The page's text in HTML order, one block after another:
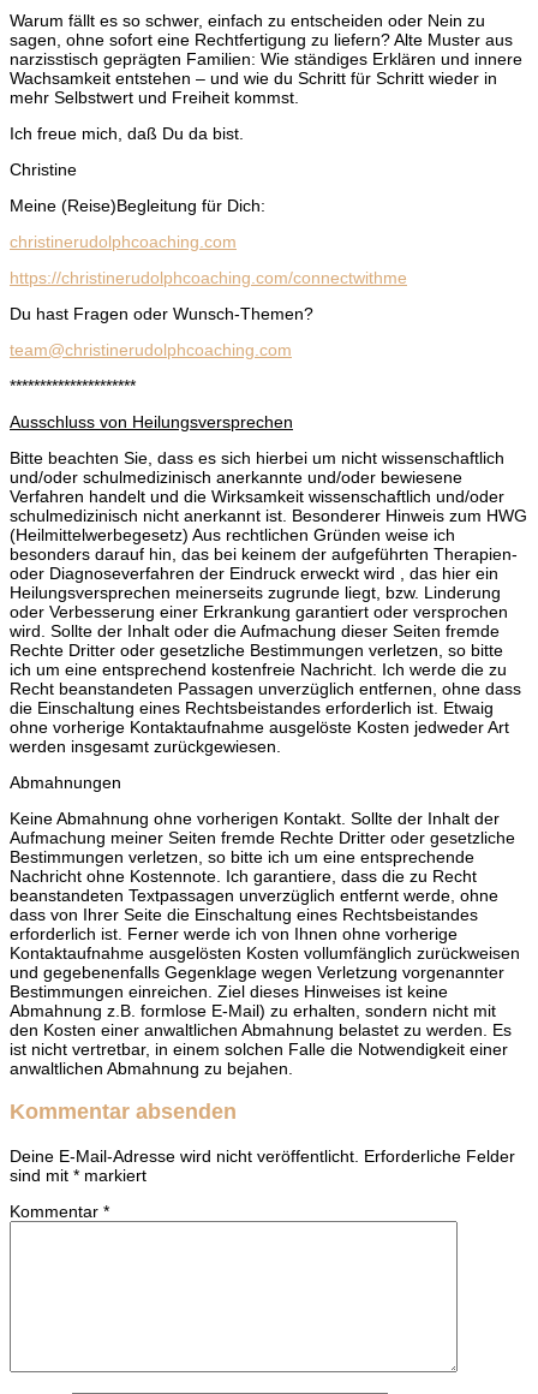
Warum fällt es so schwer, einfach zu entscheiden oder Nein zu
sagen, ohne sofort eine Rechtfertigung zu liefern? Alte Muster aus
narzisstisch geprägten Familien: Wie ständiges Erklären und innere
Wachsamkeit entstehen – und wie du Schritt für Schritt wieder in
mehr Selbstwert und Freiheit kommst.
Ich freue mich, daß Du da bist.
Christine
Meine (Reise)Begleitung für Dich:
christinerudolphcoaching.com
https://christinerudolphcoaching.com/connectwithme
Du hast Fragen oder Wunsch-Themen?
team@christinerudolphcoaching.com
*********************
Ausschluss von Heilungsversprechen
Bitte beachten Sie, dass es sich hierbei um nicht wissenschaftlich
und/oder schulmedizinisch anerkannte und/oder bewiesene
Verfahren handelt und die Wirksamkeit wissenschaftlich und/oder
schulmedizinisch nicht anerkannt ist. Besonderer Hinweis zum HWG
(Heilmittelwerbegesetz) Aus rechtlichen Gründen weise ich
besonders darauf hin, das bei keinem der aufgeführten Therapien-
oder Diagnoseverfahren der Eindruck erweckt wird , das hier ein
Heilungsversprechen meinerseits zugrunde liegt, bzw. Linderung
oder Verbesserung einer Erkrankung garantiert oder versprochen
wird. Sollte der Inhalt oder die Aufmachung dieser Seiten fremde
Rechte Dritter oder gesetzliche Bestimmungen verletzen, so bitte
ich um eine entsprechend kostenfreie Nachricht. Ich werde die zu
Recht beanstandeten Passagen unverzüglich entfernen, ohne dass
die Einschaltung eines Rechtsbeistandes erforderlich ist. Etwaig
ohne vorherige Kontaktaufnahme ausgelöste Kosten jedweder Art
werden insgesamt zurückgewiesen.
Abmahnungen
Keine Abmahnung ohne vorherigen Kontakt. Sollte der Inhalt der
Aufmachung meiner Seiten fremde Rechte Dritter oder gesetzliche
Bestimmungen verletzen, so bitte ich um eine entsprechende
Nachricht ohne Kostennote. Ich garantiere, dass die zu Recht
beanstandeten Textpassagen unverzüglich entfernt werde, ohne
dass von Ihrer Seite die Einschaltung eines Rechtsbeistandes
erforderlich ist. Ferner werde ich von Ihnen ohne vorherige
Kontaktaufnahme ausgelösten Kosten vollumfänglich zurückweisen
und gegebenenfalls Gegenklage wegen Verletzung vorgenannter
Bestimmungen einreichen. Ziel dieses Hinweises ist keine
Abmahnung z.B. formlose E-Mail) zu erhalten, sondern nicht mit
den Kosten einer anwaltlichen Abmahnung belastet zu werden. Es
ist nicht vertretbar, in einem solchen Falle die Notwendigkeit einer
anwaltlichen Abmahnung zu bejahen.
Kommentar absenden
Deine E-Mail-Adresse wird nicht veröffentlicht. Erforderliche Felder
sind mit * markiert
Kommentar *